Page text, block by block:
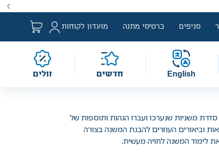
למבצע לפי הגדרת החוק. מבצעים מתקיימים מעת לעת לתקופה
סניפים כרטיסי מתנה מועדון לקוחות
English חדשים זולים
סדרת משניות שנערכו ועברו הגהות ותוספות של
וביאורים העוזרים להבנת המשנה בצורה
לימוד המשנה לחויה מעשית.